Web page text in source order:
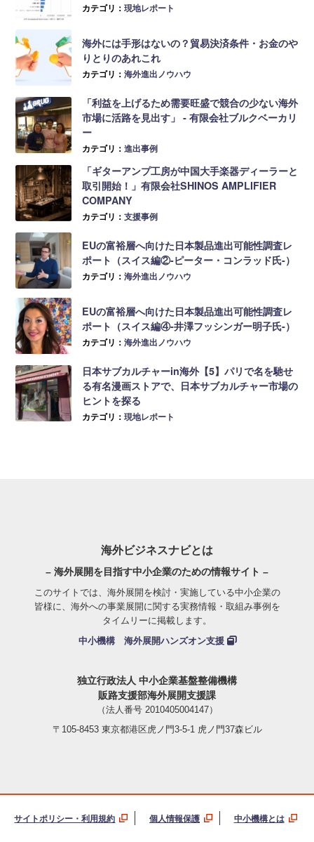
カテゴリ：現地レポート
海外には手形はないの？貿易決済条件・お金のや
りとりのあれこれ
カテゴリ：海外進出ノウハウ
「利益を上げるため需要旺盛で競合の少ない海外
市場に活路を見出す」 ‐ 有限会社ブルクベーカリ
ー
カテゴリ：進出事例
「ギターアンプ工房が中国大手楽器ディーラーと
取引開始！」有限会社SHINOS AMPLIFIER
COMPANY
カテゴリ：支援事例
EUの富裕層へ向けた日本製品進出可能性調査レ
ポート（スイス編②-ピーター・コンラッド氏-）
カテゴリ：海外進出ノウハウ
EUの富裕層へ向けた日本製品進出可能性調査レ
ポート（スイス編④-井澤フッシンガー明子氏-）
カテゴリ：海外進出ノウハウ
日本サブカルチャーin海外【5】パリで名を馳せ
る有名漫画ストアで、日本サブカルチャー市場の
ヒントを探る
カテゴリ：現地レポート
海外ビジネスナビとは
– 海外展開を目指す中小企業のための情報サイト –
このサイトでは、海外展開を検討・実施している中小企業の
皆様に、海外への事業展開に関する実務情報・取組み事例を
タイムリーに掲載します。
中小機構 海外展開ハンズオン支援
独立行政法人 中小企業基盤整備機構
販路支援部海外展開支援課
（法人番号 2010405004147）
〒105-8453 東京都港区虎ノ門3-5-1 虎ノ門37森ビル
サイトポリシー・利用規約 個人情報保護 中小機構とは